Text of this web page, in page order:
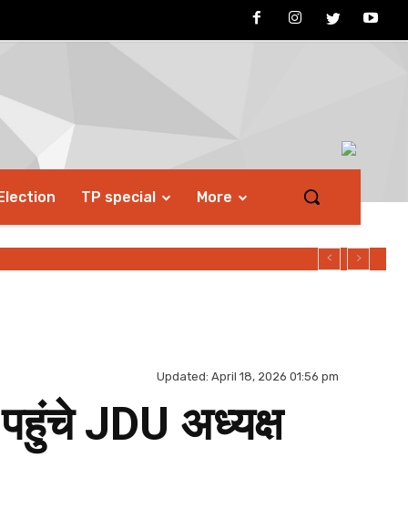
TP special More
Updated: April 18, 2026 01:56 pm
JDU अध्यक्ष